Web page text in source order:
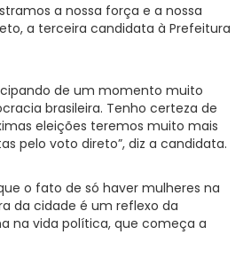
a nossa força e a nossa
a terceira candidata à Prefeitura
de um momento muito
brasileira. Tenho certeza de
eleições teremos muito mais
pelo voto direto”, diz a candidata.
o fato de só haver mulheres na
da cidade é um reflexo da
na vida política, que começa a